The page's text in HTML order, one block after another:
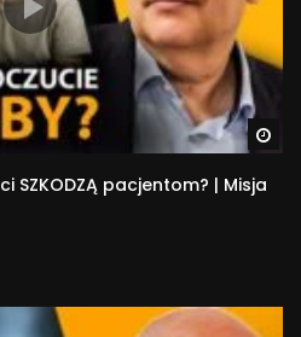
SZKODZĄ pacjentom? | Misja